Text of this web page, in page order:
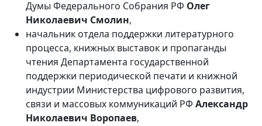
Думы Федерального Собрания РФ Олег
Николаевич Смолин,
начальник отдела поддержки литературного
процесса, книжных выставок и пропаганды
чтения Департамента государственной
поддержки периодической печати и книжной
индустрии Министерства цифрового развития,
связи и массовых коммуникаций РФ Александр
Николаевич Воропаев,